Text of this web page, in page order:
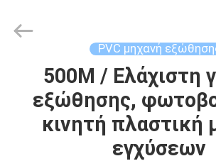
ΣΠΊΤΙ
ΠΡΟΪΌΝΤΑ
and
Mechanical
PVC μηχανή
500M / Ελάχιστη
εξώθησης,
κινητή πλαστική
εγχύσεων